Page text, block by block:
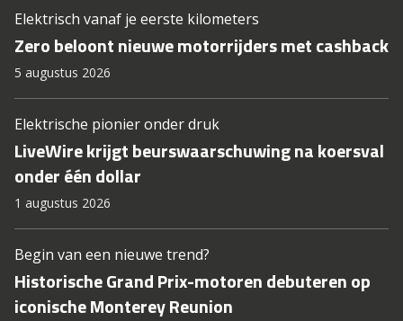
Elektrisch vanaf je eerste kilometers
Zero beloont nieuwe motorrijders met cashback
5 augustus 2026
Elektrische pionier onder druk
LiveWire krijgt beurswaarschuwing na koersval
onder één dollar
1 augustus 2026
Begin van een nieuwe trend?
Historische Grand Prix-motoren debuteren op
iconische Monterey Reunion